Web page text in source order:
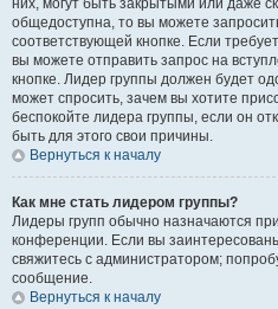
них, могут быть закрытыми или даже
общедоступна, то вы можете
соответствующей кнопке. Если
вы можете отправить запрос на
кнопке. Лидер группы должен будет
может спросить, зачем вы хотите
беспокойте лидера группы, если он
быть для этого свои причины.
Вернуться к началу
Как мне стать лидером группы?
Лидеры групп обычно назначаются
конференции. Если вы
свяжитесь с администратором;
сообщение.
Вернуться к началу